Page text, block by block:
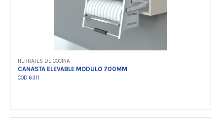
HERRAJES DE COCINA
CANASTA ELEVABLE MODULO 700MM
COD 6311